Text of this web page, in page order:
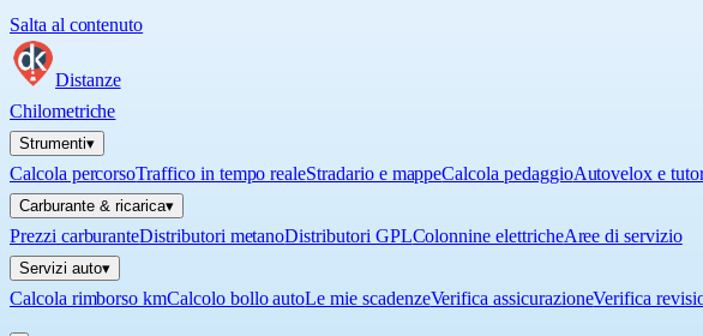
Salta al contenuto
Distanze
Chilometriche
Strumenti▾
Calcola percorsoTraffico in tempo realeStradario e mappeCalcola pedaggioAutovelox e
Carburante & ricarica▾
Prezzi carburanteDistributori metanoDistributori GPLColonnine elettricheAree di servizio
Servizi auto▾
Calcola rimborso kmCalcolo bollo autoLe mie scadenzeVerifica assicurazioneVerifica